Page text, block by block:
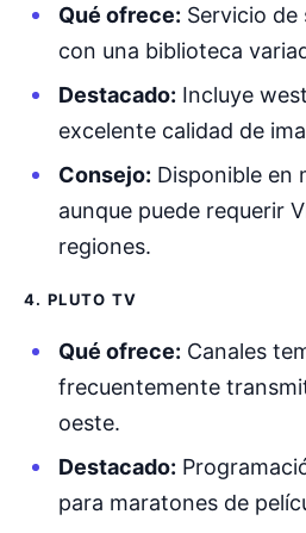
Qué ofrece: Servicio
con una biblioteca
Destacado: Incluye
excelente calidad de
Consejo: Disponible en
aunque puede requerir
regiones.
4. PLUTO TV
Qué ofrece: Canales
frecuentemente
oeste.
Destacado:
para maratones de